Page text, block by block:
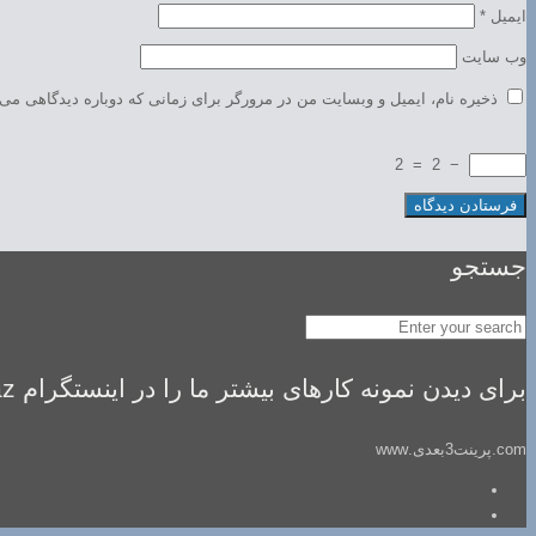
ایمیل *
وب‌ سایت
ذخیره نام، ایمیل و وبسایت من در مرورگر برای زمانی که دوباره دیدگاهی
−
2
=
2
جستجو
برای دیدن نمونه کارهای بیشتر ما را در اینستگرام idealsaz فالو کنید
com.پرینت3بعدی.www